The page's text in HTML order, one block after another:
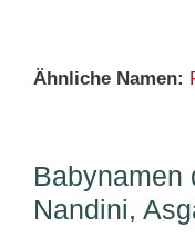
Ähnliche Namen:
Babynamen
Nandini,